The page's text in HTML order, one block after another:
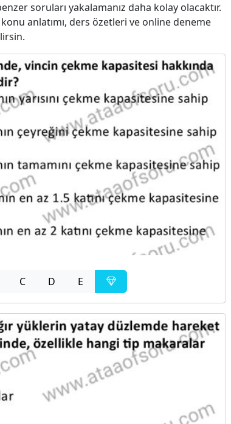
soruları yakalamanız daha kolay olacaktır.
konu anlatımı, ders özetleri ve online deneme
C D E